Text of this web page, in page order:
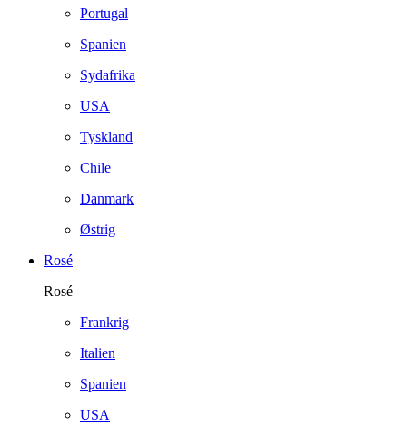
Portugal
Spanien
Sydafrika
USA
Tyskland
Chile
Danmark
Østrig
Rosé
Rosé
Frankrig
Italien
Spanien
USA